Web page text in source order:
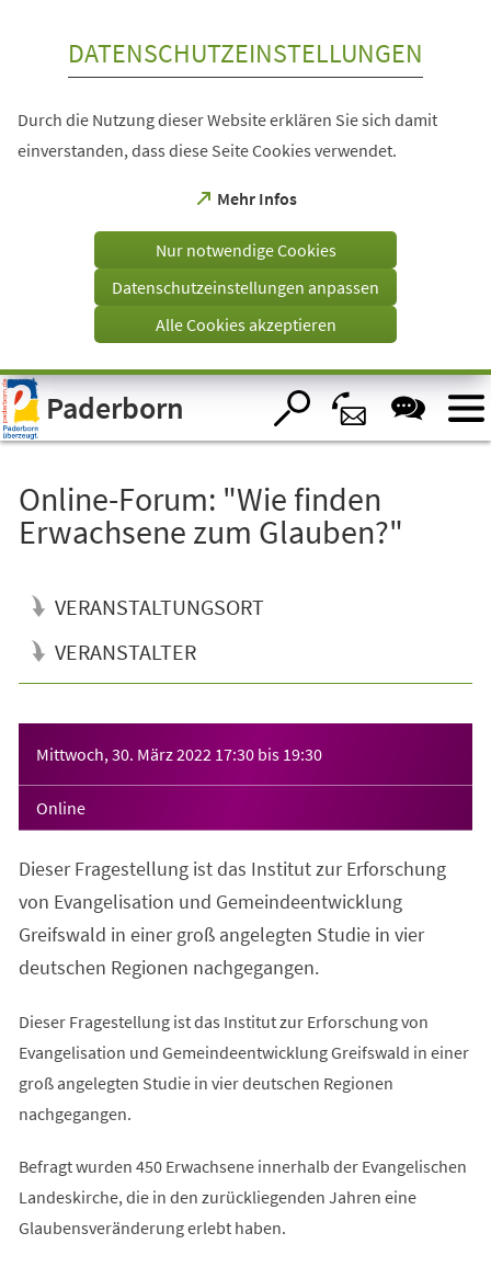
Visuelle
Assistenzsoftware
öffnen.
DATENSCHUTZEINSTELLUNGEN
Durch die Nutzung dieser Website erklären Sie sich damit
einverstanden, dass diese Seite Cookies verwendet.
Mehr Infos
(Öffnet
einem
Tab)
Nur notwendige Cookies
Datenschutzeinstellungen anpassen
Alle Cookies akzeptieren
Paderborn
Online-Forum: "Wie finden
Erwachsene zum Glauben?"
VERANSTALTUNGSORT
VERANSTALTER
Mittwoch, 30. März 2022 17:30 bis 19:30
Online
Dieser Fragestellung ist das Institut zur Erforschung
von Evangelisation und Gemeindeentwicklung
Greifswald in einer groß angelegten Studie in vier
deutschen Regionen nachgegangen.
Dieser Fragestellung ist das Institut zur Erforschung von
Evangelisation und Gemeindeentwicklung Greifswald in einer
groß angelegten Studie in vier deutschen Regionen
nachgegangen.
Befragt wurden 450 Erwachsene innerhalb der Evangelischen
Landeskirche, die in den zurückliegenden Jahren eine
Glaubensveränderung erlebt haben.